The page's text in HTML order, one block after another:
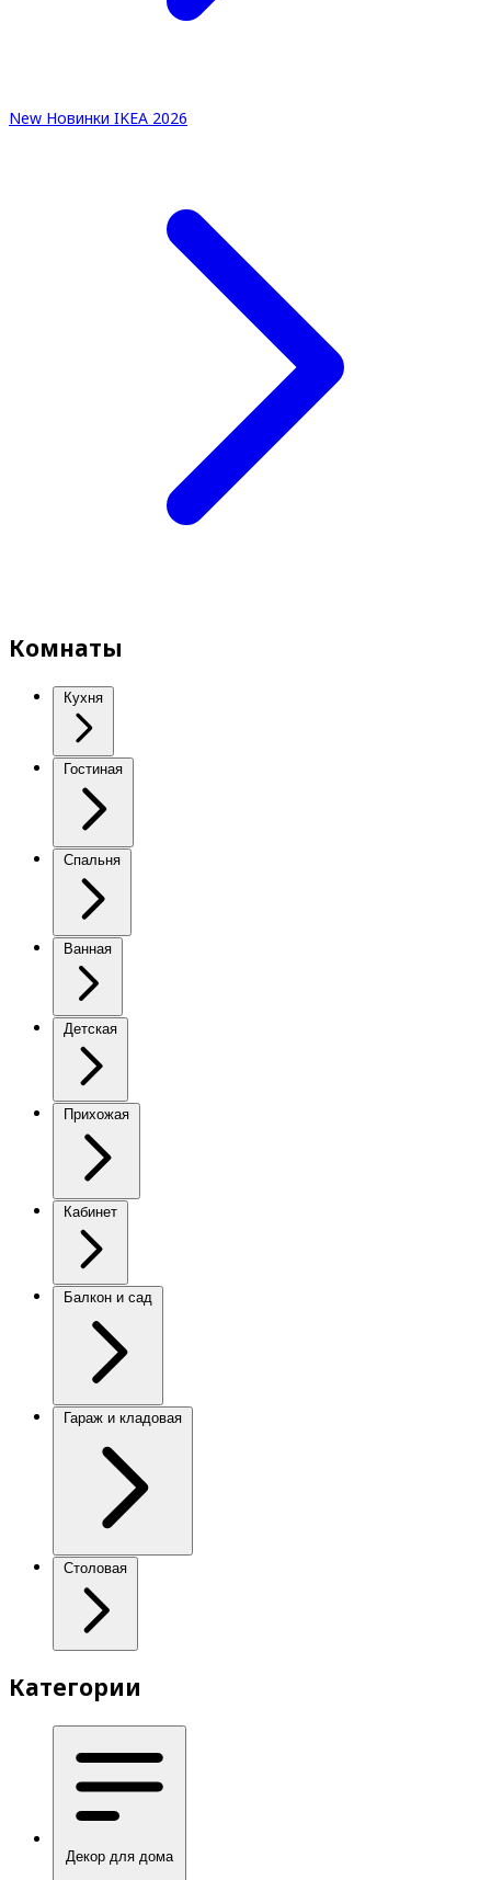
New Новинки IKEA 2026
Комнаты
Кухня
Гостиная
Спальня
Ванная
Детская
Прихожая
Кабинет
Балкон и сад
Гараж и кладовая
Столовая
Категории
Декор для дома